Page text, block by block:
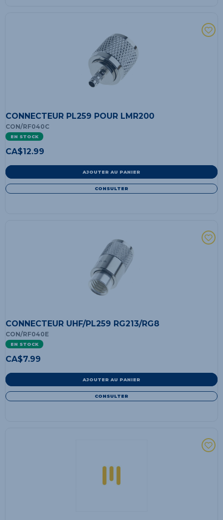
CONNECTEUR PL259 POUR LMR200
CON/RF040C
EN STOCK
CA$12.99
AJOUTER AU PANIER
CONSULTER
CONNECTEUR UHF/PL259 RG213/RG8
CON/RF040E
EN STOCK
CA$7.99
AJOUTER AU PANIER
CONSULTER